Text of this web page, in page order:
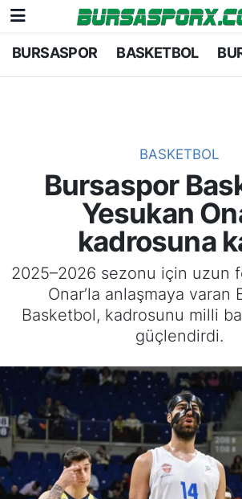
BURSASPOR BASKETBOL
BASKETBOL
Bursaspor
Yesukan
kadrosuna
2025–2026 sezonu için uzun
Onar’la anlaşmaya varan
Basketbol, kadrosunu milli
güçlendirdi.
Bursaspor
Bursa Amatör
Hentbol
Voleybol
Genel
Bursa Nöbetçi Eczaneler
Bursa Trafik Yoğunluk
TFF 1.Lig Puan Durumu ve
Tüm Manşetler
Son Dakika Haberleri